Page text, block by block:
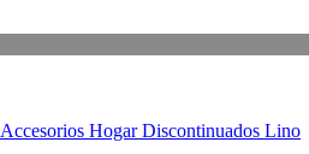
Accesorios HogarDiscontinuados Lino